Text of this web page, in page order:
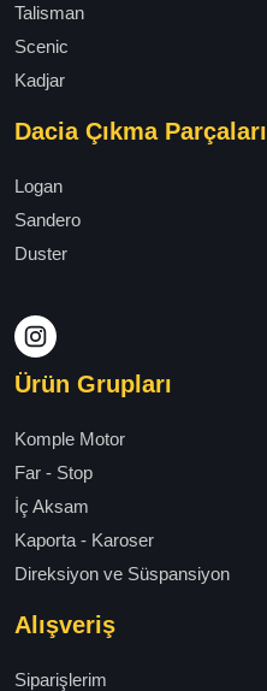
Talisman
Scenic
Kadjar
Dacia Çıkma Parçaları
Logan
Sandero
Duster
Ürün Grupları
Komple Motor
Far - Stop
İç Aksam
Kaporta - Karoser
Direksiyon ve Süspansiyon
Alışveriş
Siparişlerim